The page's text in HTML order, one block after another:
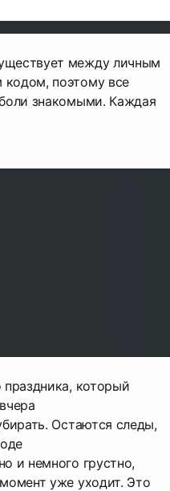
между личным
поэтому все
знакомыми. Каждая
праздника, который
Остаются следы,
и немного грустно,
уже уходит. Это